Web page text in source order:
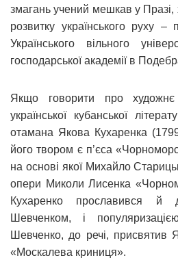
змагань учений мешкав у
розвитку українського руху
Українського вільного
господарської академії в
Якщо говорити про
української кубанської
отамана Якова Кухаренка
його твором є п’єса
на основі якої Михайло
опери Миколи Лисенка
Кухаренко прославився
Шевченком, і
Шевченко, до речі, присвятив
«Москалева криниця».